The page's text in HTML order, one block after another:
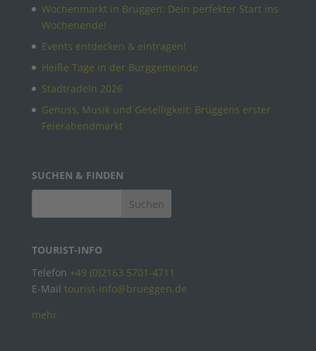
Wochenmarkt in Brüggen: Dein perfekter Start ins
Wochenende!
Events entdecken & eintragen!
Heiße Tage in der Burggemeinde
Stadtradeln 2026
Genuss, Musik und Geselligkeit: Brüggens erster
Feierabendmarkt
SUCHEN & FINDEN
TOURIST-INFO
Telefon +49 (0)2163 5701-4711
E-Mail tourist-info@brueggen.de
mehr